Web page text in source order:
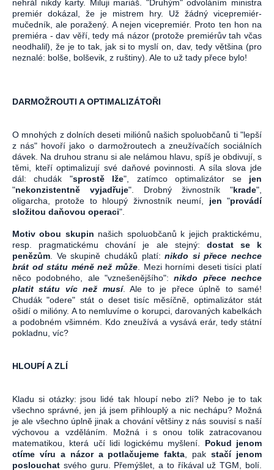
nehrál nikdy karty. Miluji mariáš. "Druhým" odvoláním ministra
premiér dokázal, že je mistrem hry. Už žádný vicepremiér-
mučedník, ale poražený. A nejen vicepremiér. Proto ten hon na
premiéra - dav věří, tedy má názor (protože premiérův tah včas
neodhalil), že je to tak, jak si to myslí on, dav, tedy většina (pro
neznalé: bolše, bolševik, z ruštiny). Ale to už tady přece bylo!
DARMOŽROUTI A OPTIMALIZÁTOŘI
O mnohých z dolních deseti miliónů našich spoluobčanů ti "lepší
z nás" hovoří jako o darmožroutech a zneužívačích sociálních
dávek. Na druhou stranu si ale nelámou hlavu, spíš je obdivují, s
těmi, kteří optimalizují své daňové povinnosti. A síla slova jde
dál: chudák "sprostě lže", zatímco optimalizátor se jen
"nekonzistentně vyjadřuje". Drobný živnostník "krade",
oligarcha, protože to hloupý živnostník neumí, jen"provádí
složitou daňovou operaci".
Motiv obou skupin našich spoluobčanů k jejich praktickému,
resp. pragmatickému chování je ale stejný: dostat se k
penězům . Ve skupině chudáků platí:nikdo si přece nechce
brát od státu méně než může . Mezi horními deseti tisíci platí
něco podobného, ale "vznešenějšího":nikdo přece nechce
platit státu víc než musí. Ale to je přece úplně to samé!
Chudák "odere" stát o deset tisíc měsíčně, optimalizátor stát
ošidí o milióny. A to nemluvíme o korupci, darovaných kabelkách
a podobném všimném. Kdo zneužívá a vysává erár, tedy státní
pokladnu, víc?
HLOUPÍ A ZLÍ
Kladu si otázky: jsou lidé tak hloupí nebo zlí? Nebo je to tak
všechno správné, jen já jsem přihlouplý a nic nechápu? Možná
je ale všechno úplně jinak a chování většiny z nás souvisí s naší
výchovou a vzděláním. Možná i s onou tolik zatracovanou
matematikou, která učí lidi logickému myšlení. Pokud jenom
ctíme víru a názor a potlačujeme fakta , pakstačí jenom
poslouchat svého guru. Přemýšlet, a to říkával už TGM, bolí.